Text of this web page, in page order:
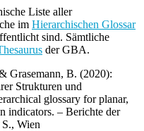
Liste aller
im Hierarchischen Glossar
sind. Sämtliche
der GBA.
Grasemann, B. (2020):
Strukturen und
glossary for planar,
indicators. – Berichte der
Wien